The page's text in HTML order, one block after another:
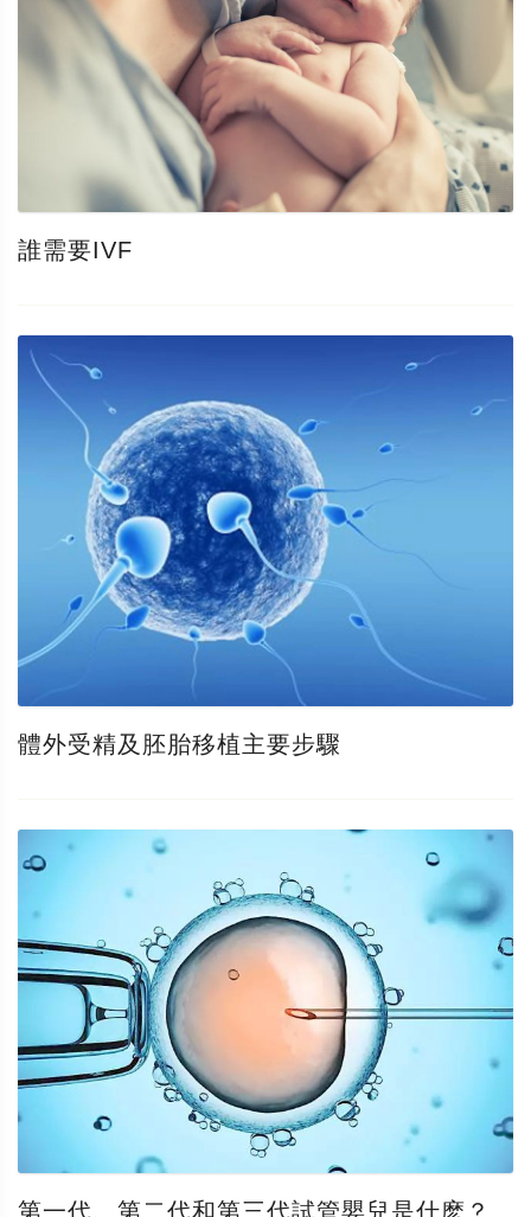
誰需要IVF
體外受精及胚胎移植主要步驟
第一代、第二代和第三代試管嬰兒是什麽？